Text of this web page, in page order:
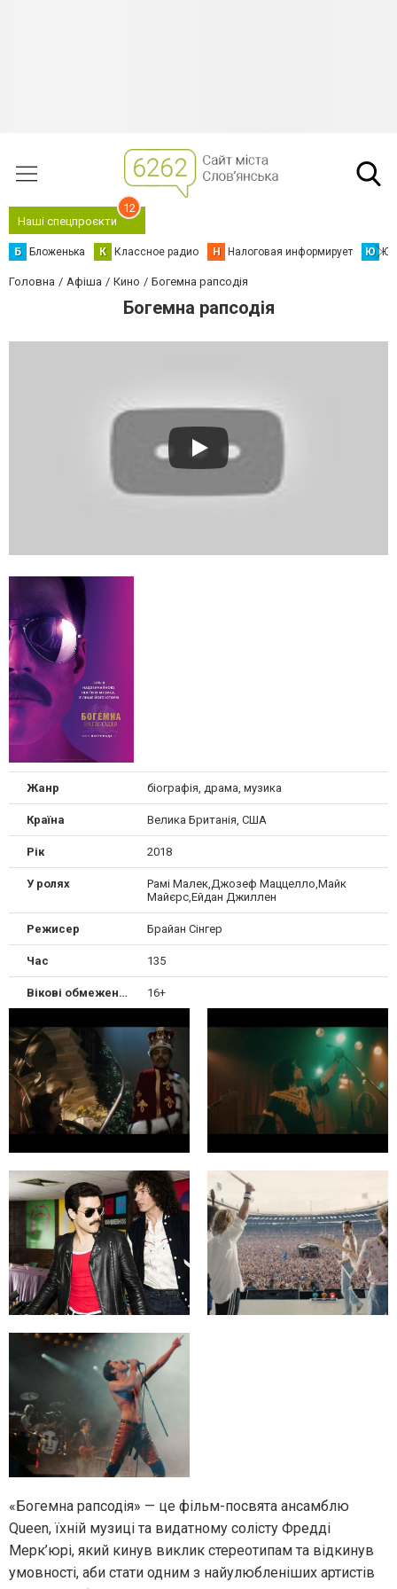
Наші спецпроєкти
12
Б Бложенька К Классное радио Н Налоговая информирует Ю
Головна Афіша Кино Богемна рапсодія
Богемна рапсодія
Жанр біографія, драма, музика
Країна Велика Британія, США
Рік 2018
У ролях
Рамі Малек,Джозеф Маццелло,Майк
Майєрс,Ейдан Джиллен
Режисер Брайан Сінгер
Час 135
Вікові обмеження 16+
«Богемна рапсодія» — це фільм-посвята ансамблю
Queen, їхній музиці та видатному солісту Фредді
Мерк’юрі, який кинув виклик стереотипам та відкинув
умовності, аби стати одним з найулюбленіших артистів